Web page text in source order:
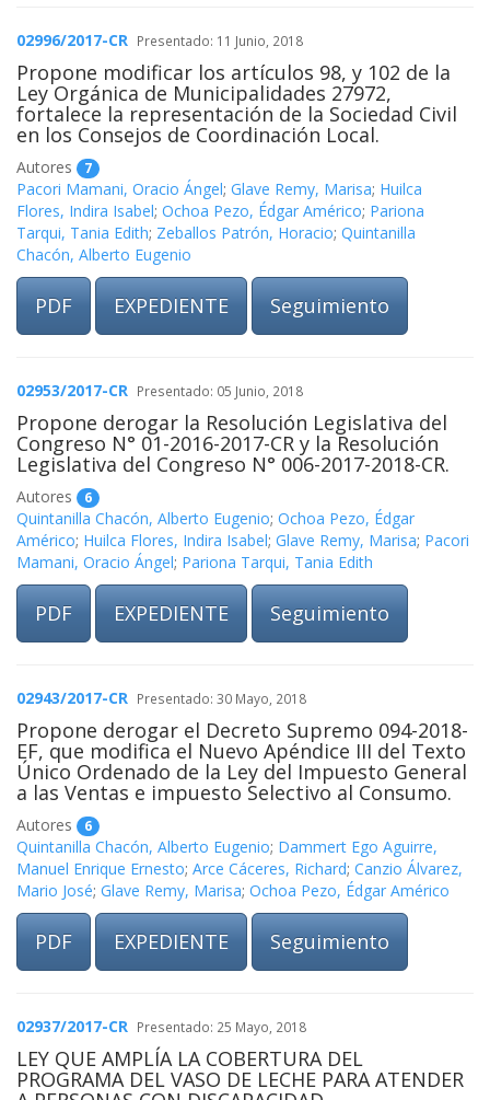
02996/2017-CR Presentado: 11 Junio, 2018
Propone modificar los artículos 98, y 102 de la
Ley Orgánica de Municipalidades 27972,
fortalece la representación de la Sociedad Civil
en los Consejos de Coordinación Local.
Autores 7
Pacori Mamani, Oracio Ángel; Glave Remy, Marisa; Huilca
Flores, Indira Isabel; Ochoa Pezo, Édgar Américo; Pariona
Tarqui, Tania Edith; Zeballos Patrón, Horacio; Quintanilla
Chacón, Alberto Eugenio
PDF EXPEDIENTE Seguimiento
02953/2017-CR Presentado: 05 Junio, 2018
Propone derogar la Resolución Legislativa del
Congreso N° 01-2016-2017-CR y la Resolución
Legislativa del Congreso N° 006-2017-2018-CR.
Autores 6
Quintanilla Chacón, Alberto Eugenio; Ochoa Pezo, Édgar
Américo; Huilca Flores, Indira Isabel; Glave Remy, Marisa; Pacori
Mamani, Oracio Ángel; Pariona Tarqui, Tania Edith
PDF EXPEDIENTE Seguimiento
02943/2017-CR Presentado: 30 Mayo, 2018
Propone derogar el Decreto Supremo 094-2018-
EF, que modifica el Nuevo Apéndice III del Texto
Único Ordenado de la Ley del Impuesto General
a las Ventas e impuesto Selectivo al Consumo.
Autores 6
Quintanilla Chacón, Alberto Eugenio; Dammert Ego Aguirre,
Manuel Enrique Ernesto; Arce Cáceres, Richard; Canzio Álvarez,
Mario José; Glave Remy, Marisa; Ochoa Pezo, Édgar Américo
PDF EXPEDIENTE Seguimiento
02937/2017-CR Presentado: 25 Mayo, 2018
LEY QUE AMPLÍA LA COBERTURA DEL
PROGRAMA DEL VASO DE LECHE PARA ATENDER